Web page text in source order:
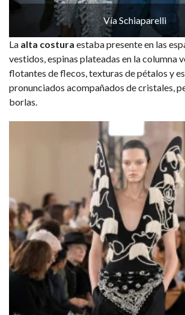
Vía Schiaparelli
La alta costura estaba presente en las
vestidos, espinas plateadas en la columna
flotantes de flecos, texturas de pétalos y
pronunciados acompañados de cristales,
borlas.